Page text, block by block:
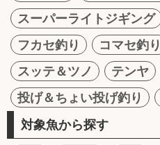
スーパーライトジギング
フカセ釣り
コマセ釣り
スッテ＆ツノ
テンヤ
投げ＆ちょい投げ釣り
対象魚から探す